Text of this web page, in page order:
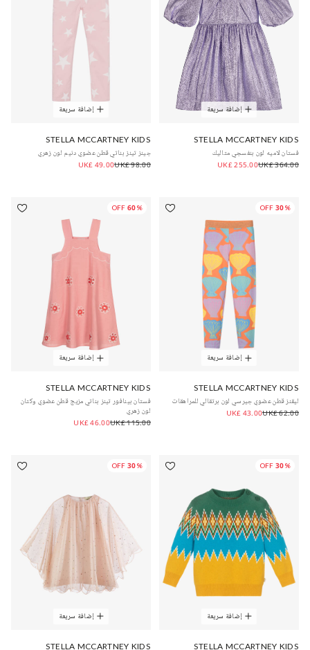
إضافة سريعة
STELLA MCCARTNEY KIDS
فستان لاميه لون بنفسجي متاليك
UK£ 364.00
UK£ 255.00
إضافة سريعة
STELLA MCCARTNEY KIDS
جينز تينز بناتي قطن عضوي دنيم لون زهري
UK£ 98.00
UK£ 49.00
30% OFF
إضافة سريعة
STELLA MCCARTNEY KIDS
ليقنز قطن عضوي جيرسي لون برتقالي للمراهقات
UK£ 62.00
UK£ 43.00
60% OFF
إضافة سريعة
STELLA MCCARTNEY KIDS
فستان بينافور تينز بناتي مزيج قطن عضوي وكتان
لون زهري
UK£ 115.00
UK£ 46.00
30% OFF
إضافة سريعة
STELLA MCCARTNEY KIDS
30% OFF
إضافة سريعة
STELLA MCCARTNEY KIDS